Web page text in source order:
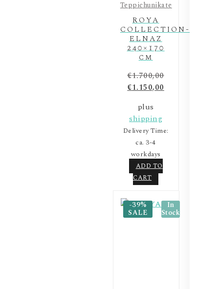
Teppichunikate
ROYA
COLLECTION-
ELNAZ
240×170
cm
€1.700,00
€1.150,00
plus
shipping
Delivery Time:
ca. 3-4
workdays
ADD TO
CART
-39%
SALE
In
Stock